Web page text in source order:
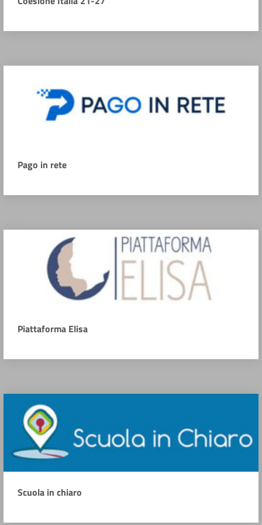
Pago in rete
Piattaforma Elisa
Scuola in chiaro